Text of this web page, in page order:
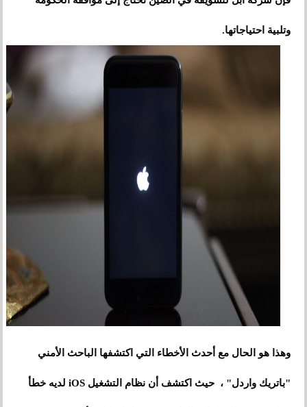
وتلبية احتياجاتها.
وهذا هو الحال مع أحدث الأخطاء التي اكتشفها الباحث الأمني
"باتريك واردل" ، حيث اكتشف أن نظام التشغيل iOS لديه خطأ